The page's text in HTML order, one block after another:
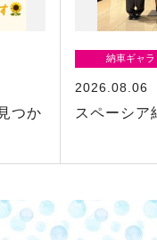
つか
納車ギャラ
2026.08.06
スペーシ